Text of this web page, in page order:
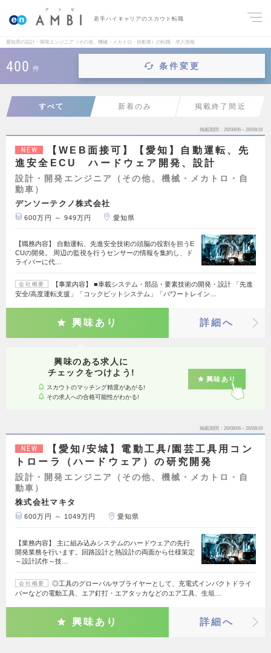
若手ハイキャリアのスカウト転職
愛知県の設計・開発エンジニア（その他、機械・メカトロ・自動車）の転職・求人情報
400 件 条件変更
すべて 新着のみ 掲載終了間近
掲載期間 26/08/06～26/08/19
NEW
【WEB面接可】【愛知】自動運転、先
進安全ECU ハードウェア開発、設計
設計・開発エンジニア（その他、機械・メカトロ・自
動車）
デンソーテクノ株式会社
600万円 ～ 949万円 愛知県
【職務内容】 自動運転、先進安全技術の頭脳の役割を担うE
CUの開発。 周辺の監視を行うセンサーの情報を集約し、ド
ライバーに代…
会社概要
【事業内容】 ■車載システム・部品・要素技術の開発・設計 「先進
安全/高度運転支援」「コックピットシステム」「パワートレイン…
興味あり 詳細へ
興味のある求人に
チェックをつけよう!
スカウトのマッチング精度があがる!
その求人への合格可能性がわかる!
興味あり
掲載期間 26/08/06～26/08/19
NEW
【愛知/安城】電動工具/園芸工具用コン
トローラ（ハードウェア）の研究開発
設計・開発エンジニア（その他、機械・メカトロ・自
動車）
株式会社マキタ
600万円 ～ 1049万円 愛知県
【業務内容】 主に組み込みシステムのハードウェアの先行
開発業務を行います。回路設計と熱設計の両面から仕様策定
～設計試作～技…
会社概要
◎工具のグローバルサプライヤーとして、充電式インパクトドライ
バーなどの電動工具、エア釘打・エアタッカなどのエア工具、生垣…
興味あり 詳細へ